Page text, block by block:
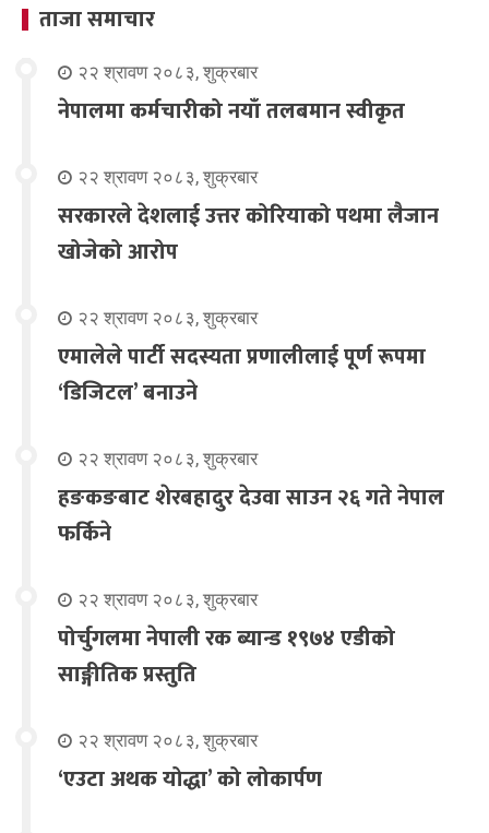
ताजा समाचार
२२ श्रावण २०८३, शुक्रबार
नेपालमा कर्मचारीको नयाँ तलबमान स्वीकृत
२२ श्रावण २०८३, शुक्रबार
सरकारले देशलाई उत्तर कोरियाको पथमा लैजान
खोजेको आरोप
२२ श्रावण २०८३, शुक्रबार
एमालेले पार्टी सदस्यता प्रणालीलाई पूर्ण रूपमा
‘डिजिटल’ बनाउने
२२ श्रावण २०८३, शुक्रबार
हङकङबाट शेरबहादुर देउवा साउन २६ गते नेपाल
फर्किने
२२ श्रावण २०८३, शुक्रबार
पोर्चुगलमा नेपाली रक ब्यान्ड १९७४ एडीको
साङ्गीतिक प्रस्तुति
२२ श्रावण २०८३, शुक्रबार
‘एउटा अथक योद्धा’ को लोकार्पण